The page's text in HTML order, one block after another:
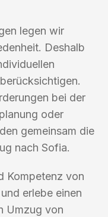
legen wir
Deshalb
bei der
oder
gemeinsam die
nach Sofia.
Kompetenz von
erlebe einen
Umzug von